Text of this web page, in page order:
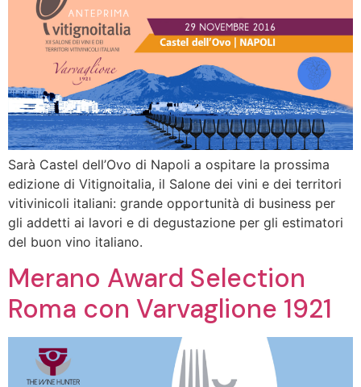
Sarà Castel dell’Ovo di Napoli a ospitare la prossima
edizione di Vitignoitalia, il Salone dei vini e dei territori
vitivinicoli italiani: grande opportunità di business per
gli addetti ai lavori e di degustazione per gli estimatori
del buon vino italiano.
Merano Award Selection
Roma con Varvaglione 1921